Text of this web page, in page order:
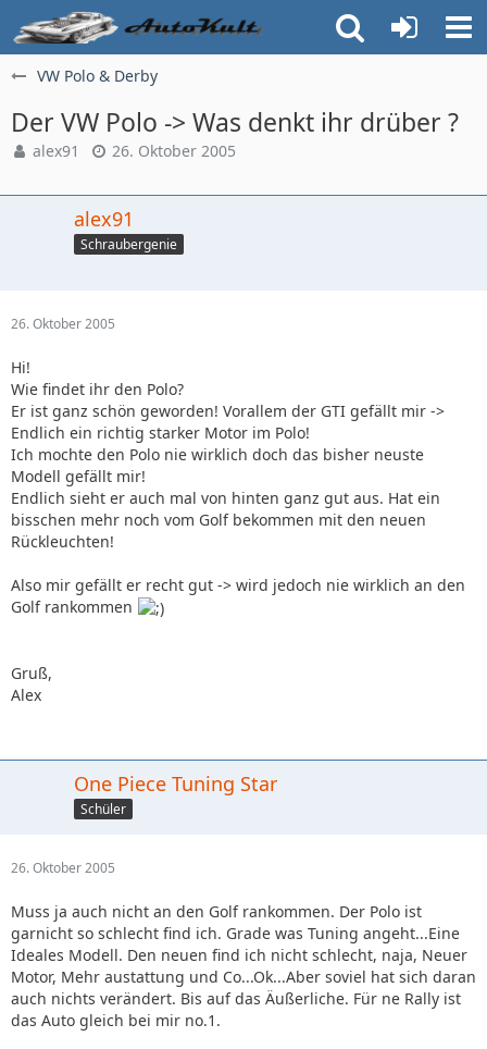
VW Polo & Derby
Der VW Polo -> Was denkt ihr drüber ?
alex91 26. Oktober 2005
alex91
Schraubergenie
26. Oktober 2005
Hi!
Wie findet ihr den Polo?
Er ist ganz schön geworden! Vorallem der GTI gefällt mir ->
Endlich ein richtig starker Motor im Polo!
Ich mochte den Polo nie wirklich doch das bisher neuste
Modell gefällt mir!
Endlich sieht er auch mal von hinten ganz gut aus. Hat ein
bisschen mehr noch vom Golf bekommen mit den neuen
Rückleuchten!
Also mir gefällt er recht gut -> wird jedoch nie wirklich an den
Golf rankommen
Gruß,
Alex
One Piece Tuning Star
Schüler
26. Oktober 2005
Muss ja auch nicht an den Golf rankommen. Der Polo ist
garnicht so schlecht find ich. Grade was Tuning angeht...Eine
Ideales Modell. Den neuen find ich nicht schlecht, naja, Neuer
Motor, Mehr austattung und Co...Ok...Aber soviel hat sich daran
auch nichts verändert. Bis auf das Äußerliche. Für ne Rally ist
das Auto gleich bei mir no.1.